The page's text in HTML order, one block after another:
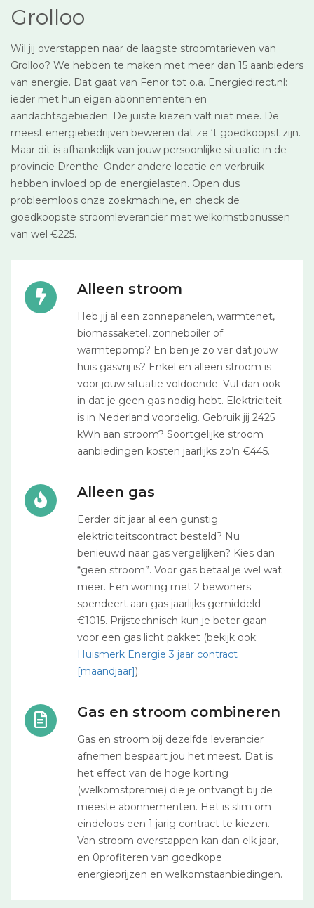
Grolloo
Wil jij overstappen naar de laagste stroomtarieven van
Grolloo? We hebben te maken met meer dan 15 aanbieders
van energie. Dat gaat van Fenor tot o.a. Energiedirect.nl:
ieder met hun eigen abonnementen en
aandachtsgebieden. De juiste kiezen valt niet mee. De
meest energiebedrijven beweren dat ze ‘t goedkoopst zijn.
Maar dit is afhankelijk van jouw persoonlijke situatie in de
provincie Drenthe. Onder andere locatie en verbruik
hebben invloed op de energielasten. Open dus
probleemloos onze zoekmachine, en check de
goedkoopste stroomleverancier met welkomstbonussen
van wel €225.
Alleen stroom
Heb jij al een zonnepanelen, warmtenet,
biomassaketel, zonneboiler of
warmtepomp? En ben je zo ver dat jouw
huis gasvrij is? Enkel en alleen stroom is
voor jouw situatie voldoende. Vul dan ook
in dat je geen gas nodig hebt. Elektriciteit
is in Nederland voordelig. Gebruik jij 2425
kWh aan stroom? Soortgelijke stroom
aanbiedingen kosten jaarlijks zo’n €445.
Alleen gas
Eerder dit jaar al een gunstig
elektriciteitscontract besteld? Nu
benieuwd naar gas vergelijken? Kies dan
“geen stroom”. Voor gas betaal je wel wat
meer. Een woning met 2 bewoners
spendeert aan gas jaarlijks gemiddeld
€1015. Prijstechnisch kun je beter gaan
voor een gas licht pakket (bekijk ook:
Huismerk Energie 3 jaar contract
[maandjaar]).
Gas en stroom combineren
Gas en stroom bij dezelfde leverancier
afnemen bespaart jou het meest. Dat is
het effect van de hoge korting
(welkomstpremie) die je ontvangt bij de
meeste abonnementen. Het is slim om
eindeloos een 1 jarig contract te kiezen.
Van stroom overstappen kan dan elk jaar,
en 0profiteren van goedkope
energieprijzen en welkomstaanbiedingen.